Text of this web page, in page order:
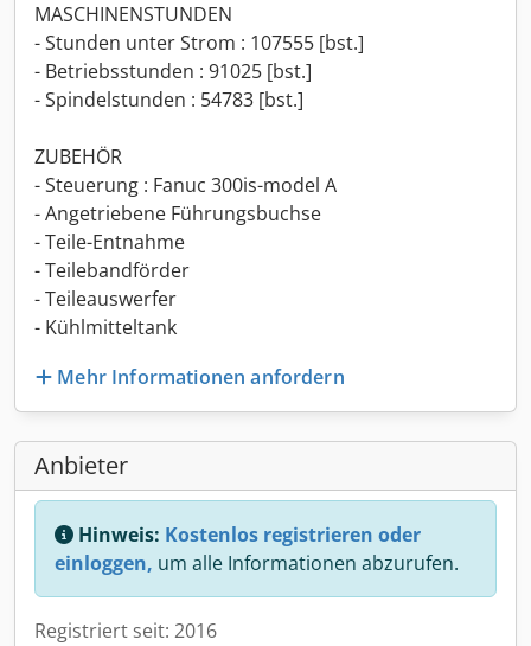
MASCHINENSTUNDEN
- Stunden unter Strom : 107555 [bst.]
- Betriebsstunden : 91025 [bst.]
- Spindelstunden : 54783 [bst.]
ZUBEHÖR
- Steuerung : Fanuc 300is-model A
- Angetriebene Führungsbuchse
- Teile-Entnahme
- Teilebandförder
- Teileauswerfer
- Kühlmitteltank
Mehr Informationen anfordern
Anbieter
Hinweis: Kostenlos registrieren oder
einloggen, um alle Informationen abzurufen.
Registriert seit: 2016